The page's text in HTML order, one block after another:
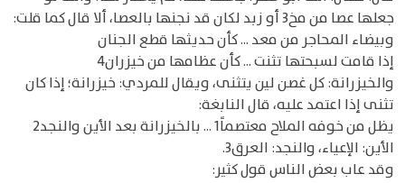
جعلها عصا من مخ3 أو زبد لكان قد نجنها بالعصا، ألا قال كما قلت:
وبيضاء المحاجر من معد ... كأن حديثها قطع الجنان
إذا قامت لسبحتها تثنت ... كأن عظامها من خيزران4
والخيزرانة: كل غصن لين يتثنى، ويقال للمردي: خيزرانة؛ إذا كان
تثنى إذا اعتمد عليه، قال النابغة:
يظل من خوفه الملاح معتصماً1 ... بالخيزرانة بعد الأين والنجد2
الأين: الإعياء، والنجد: العرق3.
وقد عاب بعض الناس قول كثير: